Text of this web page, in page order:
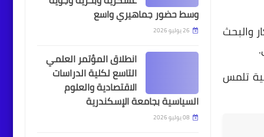
والبحث
تلمس
التوكتوك
التوكتوك في الإسكندرية:
ضجيج الفوضى أم مصدر
الرزق؟ جدل يمزق عروس
البحر الأبيض
وسط حضور جماهيري واسع
26 يوليو 2026
انطلاق المؤتمر العلمي
التاسع لكلية الدراسات
الاقتصادية والعلوم
السياسية بجامعة الإسكندرية
08 يوليو 2026